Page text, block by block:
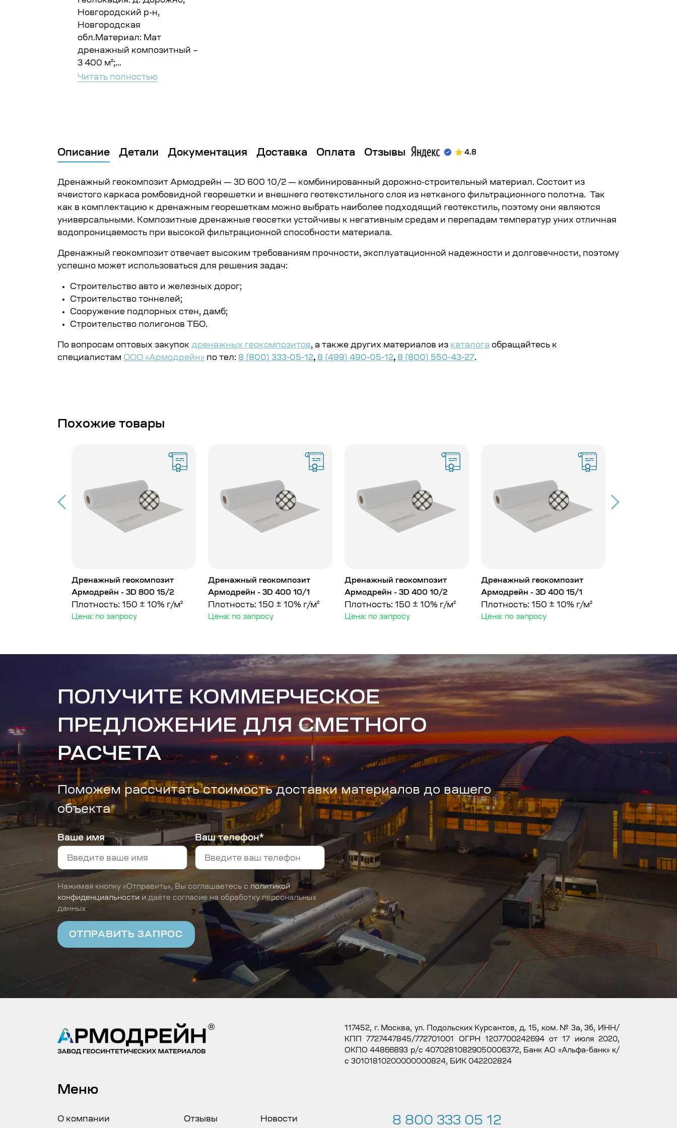
Новгородский р-н,
Новгородская
обл.Материал: Мат
дренажный композитный –
3 400 м²;...
Читать полностью
Описание Детали Документация Доставка Оплата Отзывы 4.8
Дренажный геокомпозит Армодрейн — 3D 600 10/2 — комбинированный дорожно-строительный материал. Состоит из
ячеистого каркаса ромбовидной георешетки и внешнего геотекстильного слоя из нетканого фильтрационного полотна. Так
как в комплектацию к дренажным георешеткам можно выбрать наиболее подходящий геотекстиль, поэтому они являются
универсальными. Композитные дренажные геосетки устойчивы к негативным средам и перепадам температур уних отличная
водопроницаемость при высокой фильтрационной способности материала.
Дренажный геокомпозит отвечает высоким требованиям прочности, эксплуатационной надежности и долговечности, поэтому
успешно может использоваться для решения задач:
Строительство авто и железных дорог;
Строительство тоннелей;
Сооружение подпорных стен, дамб;
Строительство полигонов ТБО.
По вопросам оптовых закупок дренажных геокомпозитов, а также других материалов из каталога обращайтесь к
специалистам ООО «Армодрейн» по тел: 8 (800) 333-05-12, 8 (499) 490-05-12, 8 (800) 550-43-27.
Похожие товары
Дренажный геокомпозит
Армодрейн - 3D 800 15/2
Плотность: 150 ± 10% г/м²
Цена: по запросу
Дренажный геокомпозит
Армодрейн - 3D 400 10/1
Плотность: 150 ± 10% г/м²
Цена: по запросу
Дренажный геокомпозит
Армодрейн - 3D 400 10/2
Плотность: 150 ± 10% г/м²
Цена: по запросу
Дренажный геокомпозит
Армодрейн - 3D 400 15/1
Плотность: 150 ± 10% г/м²
Цена: по запросу
ПОЛУЧИТЕ КОММЕРЧЕСКОЕ
ПРЕДЛОЖЕНИЕ ДЛЯ СМЕТНОГО
РАСЧЕТА
Поможем рассчитать стоимость доставки материалов до вашего
объекта
Ваше имя Ваш телефон*
Нажимая кнопку «Отправить», Вы соглашаетесь с политикой
конфиденциальности и даёте согласие на обработку персональных
данных
Меню
117452, г. Москва, ул. Подольских Курсантов, д. 15, ком. № 3а, 3б, ИНН/
КПП 7727447845/772701001 ОГРН 1207700242694 от 17 июля 2020,
ОКПО 44866893 р/с 40702810829050006372, Банк АО «Альфа-банк» к/
с 30101810200000000824, БИК 042202824
О компании Отзывы Новости 8 800 333 05 12